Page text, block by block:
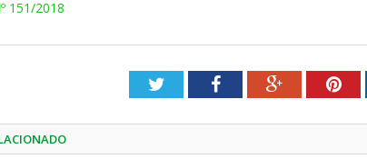
151/2018
TwitterFacebookGoogle+